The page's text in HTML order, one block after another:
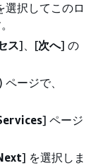
選択してこのロ
ス]、[次へ] の
ージで、
] ページ
] を選択しま